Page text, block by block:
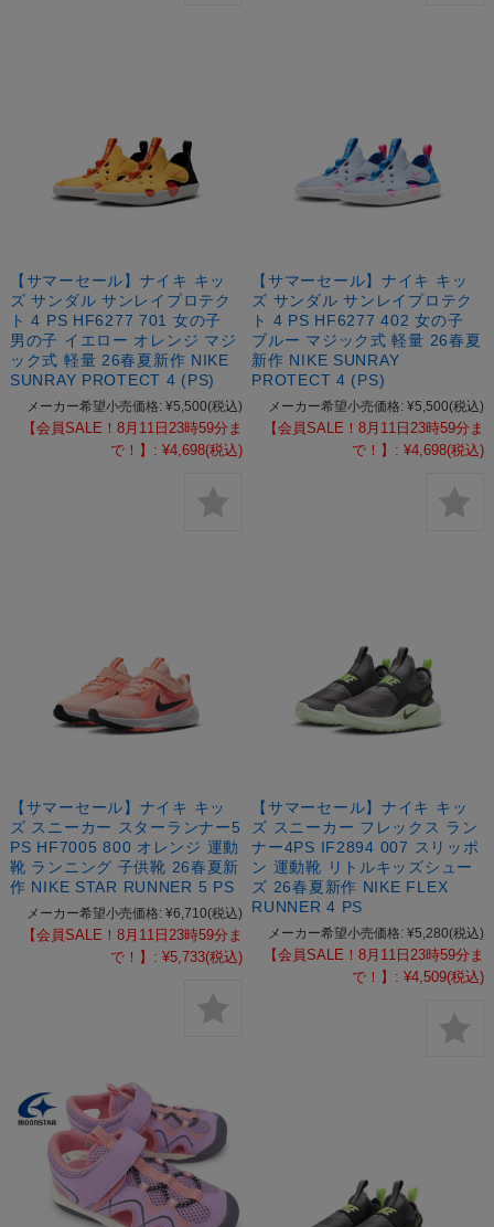
【サマーセール】ナイキ キッ
ズ サンダル サンレイプロテク
ト 4 PS HF6277 701 女の子
男の子 イエロー オレンジ マジ
ック式 軽量 26春夏新作 NIKE
SUNRAY PROTECT 4 (PS)
メーカー希望小売価格: ¥5,500(税込)
【会員SALE！8月11日23時59分ま
で！】: ¥4,698(税込)
【サマーセール】ナイキ キッ
ズ サンダル サンレイプロテク
ト 4 PS HF6277 402 女の子
ブルー マジック式 軽量 26春夏
新作 NIKE SUNRAY
PROTECT 4 (PS)
メーカー希望小売価格: ¥5,500(税込)
【会員SALE！8月11日23時59分ま
で！】: ¥4,698(税込)
【サマーセール】ナイキ キッ
ズ スニーカー スターランナー5
PS HF7005 800 オレンジ 運動
靴 ランニング 子供靴 26春夏新
作 NIKE STAR RUNNER 5 PS
メーカー希望小売価格: ¥6,710(税込)
【会員SALE！8月11日23時59分ま
で！】: ¥5,733(税込)
【サマーセール】ナイキ キッ
ズ スニーカー フレックス ラン
ナー4PS IF2894 007 スリッポ
ン 運動靴 リトルキッズシュー
ズ 26春夏新作 NIKE FLEX
RUNNER 4 PS
メーカー希望小売価格: ¥5,280(税込)
【会員SALE！8月11日23時59分ま
で！】: ¥4,509(税込)